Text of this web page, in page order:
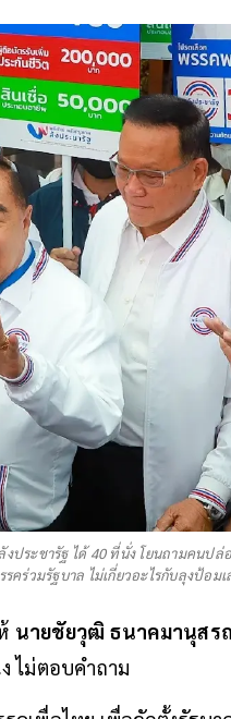
ประชารัฐ ได้ 40 ที่นั่ง โยนถามคนป
ร่วมรัฐบาล ไม่เกี่ยวอะไรกับลุงป้อมเ
นายชัยวุฒิ ธนาคมานุส
ไม่ตอบคำถาม